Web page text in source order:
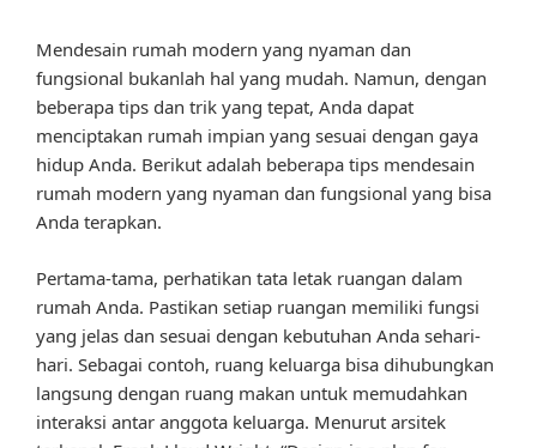
Mendesain rumah modern yang nyaman dan
fungsional bukanlah hal yang mudah. Namun, dengan
beberapa tips dan trik yang tepat, Anda dapat
menciptakan rumah impian yang sesuai dengan gaya
hidup Anda. Berikut adalah beberapa tips mendesain
rumah modern yang nyaman dan fungsional yang bisa
Anda terapkan.
Pertama-tama, perhatikan tata letak ruangan dalam
rumah Anda. Pastikan setiap ruangan memiliki fungsi
yang jelas dan sesuai dengan kebutuhan Anda sehari-
hari. Sebagai contoh, ruang keluarga bisa dihubungkan
langsung dengan ruang makan untuk memudahkan
interaksi antar anggota keluarga. Menurut arsitek